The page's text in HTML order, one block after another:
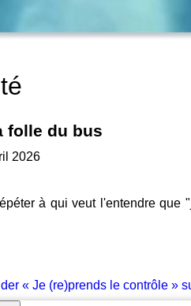
folle du bus
2026
à qui veut l'entendre que
« Je (re)prends le contrôle »